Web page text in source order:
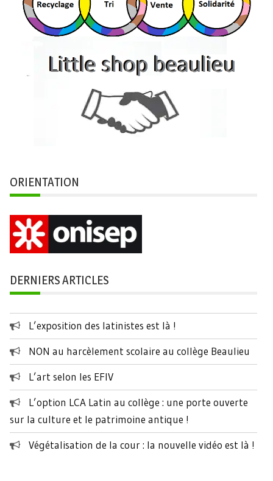
ORIENTATION
DERNIERS ARTICLES
L’exposition des latinistes est là !
NON au harcèlement scolaire au collège Beaulieu
L’art selon les EFIV
L’option LCA Latin au collège : une porte ouverte
sur la culture et le patrimoine antique !
Végétalisation de la cour : la nouvelle vidéo est là !